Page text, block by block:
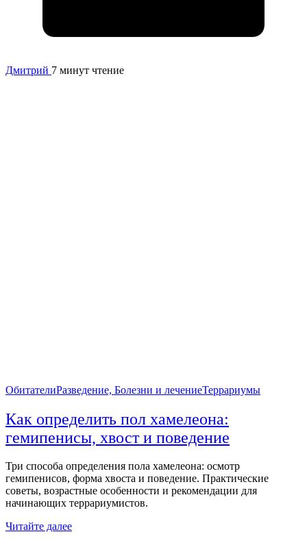
Дмитрий 7 минут чтение
ОбитателиРазведение, Болезни и лечениеТеррариумы
Как определить пол хамелеона:
гемипенисы, хвост и поведение
Три способа определения пола хамелеона: осмотр
гемипенисов, форма хвоста и поведение. Практические
советы, возрастные особенности и рекомендации для
начинающих террариумистов.
Читайте далее